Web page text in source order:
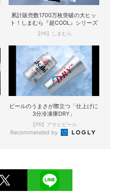
累計販売数1700万枚突破の大ヒッ
ト！しまむら『超COOL』シリーズ
【PR】しまむら
ビールのうまさが際立つ「仕上げに
3分冷凍庫DRY」
【PR】アサヒビール
Recommended by